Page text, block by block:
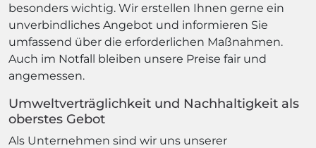
besonders wichtig. Wir erstellen Ihnen gerne ein
unverbindliches Angebot und informieren Sie
umfassend über die erforderlichen Maßnahmen.
Auch im Notfall bleiben unsere Preise fair und
angemessen.
Umweltverträglichkeit und Nachhaltigkeit als
oberstes Gebot
Als Unternehmen sind wir uns unserer